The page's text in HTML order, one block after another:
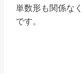
単数形も関係な
です。